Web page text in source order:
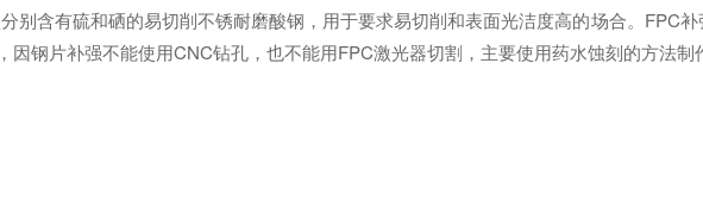
含有硫和硒的易切削不锈耐磨酸钢，用于要求易切削和表面光洁度高的场合。FPC补
钢片补强不能使用CNC钻孔，也不能用FPC激光器切割，主要使用药水蚀刻的方法制